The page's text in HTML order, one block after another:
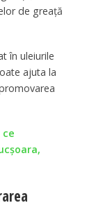
de greață
în uleiurile
ajuta la